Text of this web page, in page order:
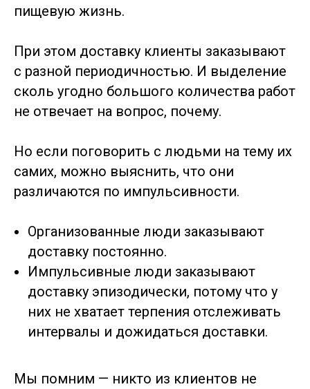
пищевую жизнь.
При этом доставку клиенты заказывают
с разной периодичностью. И выделение
сколь угодно большого количества работ
не отвечает на вопрос, почему.
Но если поговорить с людьми на тему их
самих, можно выяснить, что они
различаются по импульсивности.
Организованные люди заказывают
доставку постоянно.
Импульсивные люди заказывают
доставку эпизодически, потому что у
них не хватает терпения отслеживать
интервалы и дожидаться доставки.
Мы помним — никто из клиентов не